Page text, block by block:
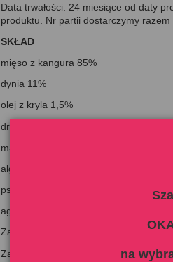
Data trwałości: 24 miesiące od daty
produktu. Nr partii dostarczymy razem
SKŁAD
mięso z kangura 85%
dynia 11%
olej z kryla 1,5%
drożdze piwne
mączka z małży nowozelandzkiej
algi morskie
psyllium
agar
Zawartość wilgoci: 81,5%
Zastosowane dodatki/kg: tauryna
na